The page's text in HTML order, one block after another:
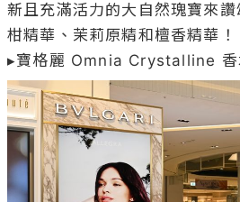
新且充滿活力的大自然瑰寶來
柑精華、茉莉原精和檀香精華！